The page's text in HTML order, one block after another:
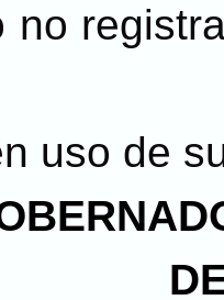
no
uso de